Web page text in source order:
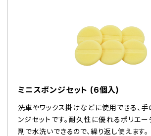
ミニスポンジセット (6個入)
洗車やワックス掛けなどに使用できる、
ンジセットです。耐久性に優れるポリエ
剤で水洗いできるので、繰り返し使えます。